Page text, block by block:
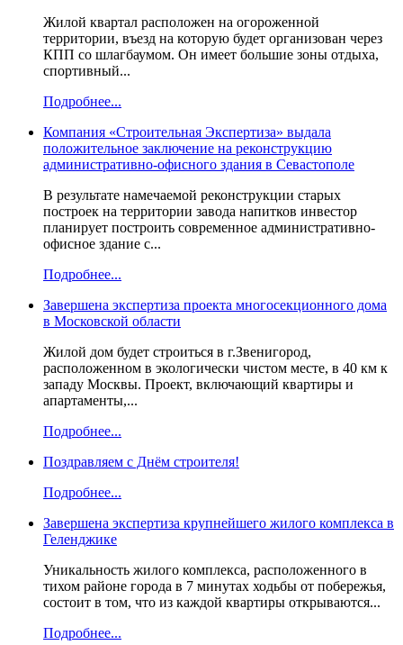
Жилой квартал расположен на огороженной
территории, въезд на которую будет организован через
КПП со шлагбаумом. Он имеет большие зоны отдыха,
спортивный...
Подробнее...
Компания «Строительная Экспертиза» выдала
положительное заключение на реконструкцию
административно-офисного здания в Севастополе
В результате намечаемой реконструкции старых
построек на территории завода напитков инвестор
планирует построить современное административно-
офисное здание с...
Подробнее...
Завершена экспертиза проекта многосекционного дома
в Московской области
Жилой дом будет строиться в г.Звенигород,
расположенном в экологически чистом месте, в 40 км к
западу Москвы. Проект, включающий квартиры и
апартаменты,...
Подробнее...
Поздравляем с Днём строителя!
Подробнее...
Завершена экспертиза крупнейшего жилого комплекса в
Геленджике
Уникальность жилого комплекса, расположенного в
тихом районе города в 7 минутах ходьбы от побережья,
состоит в том, что из каждой квартиры открываются...
Подробнее...